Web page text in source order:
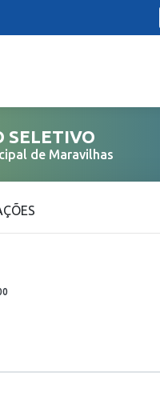
SELETIVO
de Maravilhas